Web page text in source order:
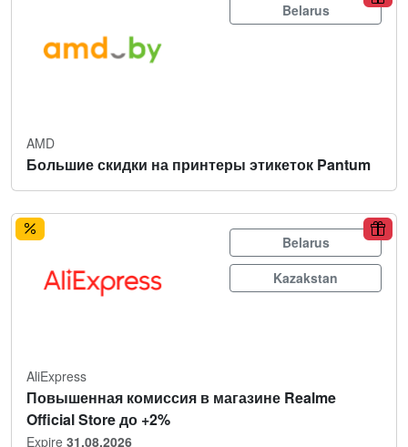
Belarus
AMD
Большие скидки на принтеры этикеток Pantum
Belarus
Kazakstan
AliExpress
Повышенная комиссия в магазине Realme
Official Store до +2%
Expire 31.08.2026